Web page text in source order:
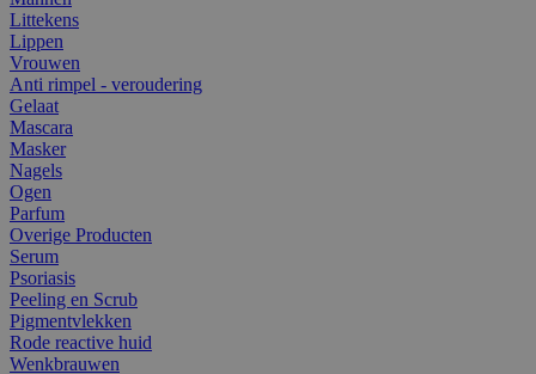
Littekens
Lippen
Vrouwen
Anti rimpel - veroudering
Gelaat
Mascara
Masker
Nagels
Ogen
Parfum
Overige Producten
Serum
Psoriasis
Peeling en Scrub
Pigmentvlekken
Rode reactive huid
Wenkbrauwen